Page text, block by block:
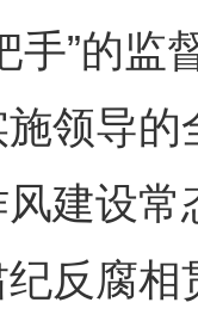
手”的监
领导
建设
反腐